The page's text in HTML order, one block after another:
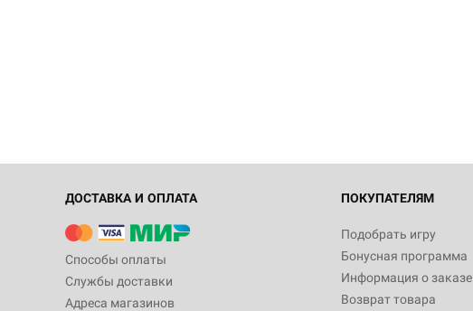
ДОСТАВКА И ОПЛАТА
Способы оплаты
Службы доставки
Адреса магазинов
ПОКУПАТЕЛЯМ
Подобрать игру
Бонусная программа
Информация о заказе
Возврат товара